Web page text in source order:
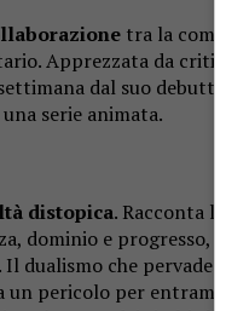
tra la
Apprezzata da
dal suo
serie animata.
distopica. Racconta
dominio e
dualismo che
pericolo per